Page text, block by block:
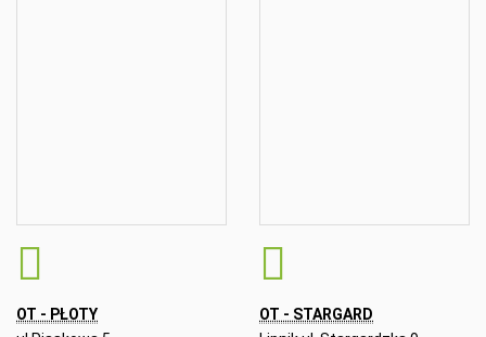
OT - PŁOTY
OT - STARGARD